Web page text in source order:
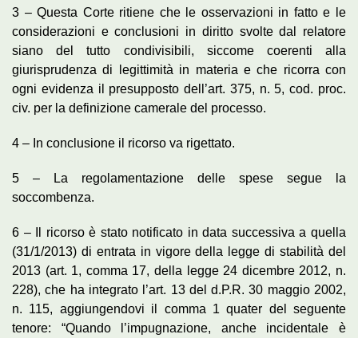
3 – Questa Corte ritiene che le osservazioni in fatto e le
considerazioni e conclusioni in diritto svolte dal relatore
siano del tutto condivisibili, siccome coerenti alla
giurisprudenza di legittimità in materia e che ricorra con
ogni evidenza il presupposto dell’art. 375, n. 5, cod. proc.
civ. per la definizione camerale del processo.
4 – In conclusione il ricorso va rigettato.
5 – La regolamentazione delle spese segue la
soccombenza.
6 – Il ricorso è stato notificato in data successiva a quella
(31/1/2013) di entrata in vigore della legge di stabilità del
2013 (art. 1, comma 17, della legge 24 dicembre 2012, n.
228), che ha integrato l’art. 13 del d.P.R. 30 maggio 2002,
n. 115, aggiungendovi il comma 1 quater del seguente
tenore: “Quando l’impugnazione, anche incidentale è